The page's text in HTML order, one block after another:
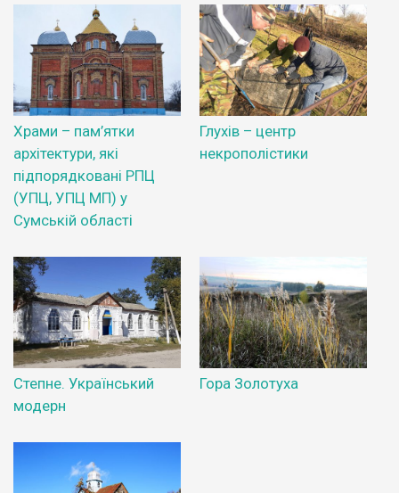
Храми – пам’ятки
архітектури, які
підпорядковані РПЦ
(УПЦ, УПЦ МП) у
Сумській області
Глухів – центр
некрополістики
Степне. Український
модерн
Гора Золотуха